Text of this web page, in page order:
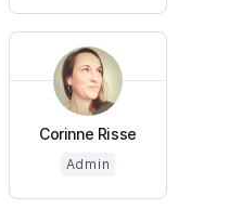
Corinne Risse
Admin